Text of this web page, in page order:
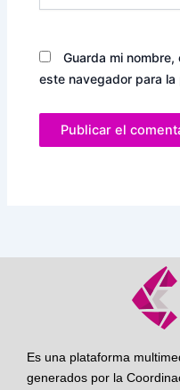
Guarda mi
este navegador para
Es una plataforma
generados por la